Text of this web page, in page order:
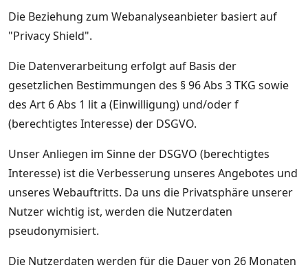
Die Beziehung zum Webanalyseanbieter basiert auf
"Privacy Shield".
Die Datenverarbeitung erfolgt auf Basis der
gesetzlichen Bestimmungen des § 96 Abs 3 TKG sowie
des Art 6 Abs 1 lit a (Einwilligung) und/oder f
(berechtigtes Interesse) der DSGVO.
Unser Anliegen im Sinne der DSGVO (berechtigtes
Interesse) ist die Verbesserung unseres Angebotes und
unseres Webauftritts. Da uns die Privatsphäre unserer
Nutzer wichtig ist, werden die Nutzerdaten
pseudonymisiert.
Die Nutzerdaten werden für die Dauer von 26 Monaten